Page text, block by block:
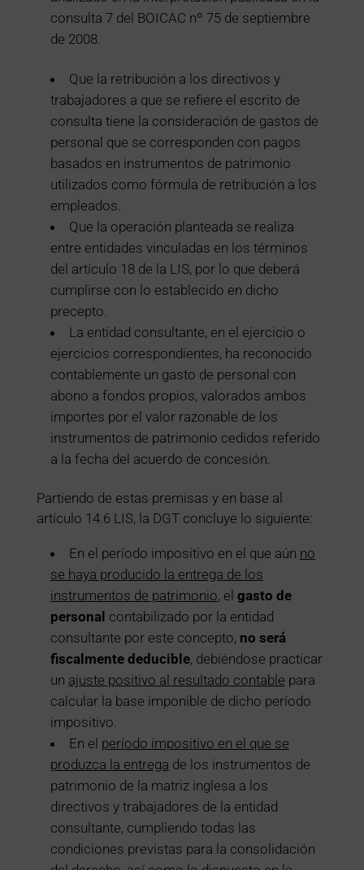
consulta 7 del BOICAC nº 75 de septiembre
de 2008.
Que la retribución a los directivos y
trabajadores a que se refiere el escrito de
consulta tiene la consideración de gastos de
personal que se corresponden con pagos
basados en instrumentos de patrimonio
utilizados como fórmula de retribución a los
empleados.
Que la operación planteada se realiza
entre entidades vinculadas en los términos
del artículo 18 de la LIS, por lo que deberá
cumplirse con lo establecido en dicho
precepto.
La entidad consultante, en el ejercicio o
ejercicios correspondientes, ha reconocido
contablemente un gasto de personal con
abono a fondos propios, valorados ambos
importes por el valor razonable de los
instrumentos de patrimonio cedidos referido
a la fecha del acuerdo de concesión.
Partiendo de estas premisas y en base al
artículo 14.6 LIS, la DGT concluye lo siguiente:
En el período impositivo en el que aún no
se haya producido la entrega de los
instrumentos de patrimonio, el gasto de
personal contabilizado por la entidad
consultante por este concepto, no será
fiscalmente deducible, debiéndose practicar
un ajuste positivo al resultado contable para
calcular la base imponible de dicho período
impositivo.
En el período impositivo en el que se
produzca la entrega de los instrumentos de
patrimonio de la matriz inglesa a los
directivos y trabajadores de la entidad
consultante, cumpliendo todas las
condiciones previstas para la consolidación